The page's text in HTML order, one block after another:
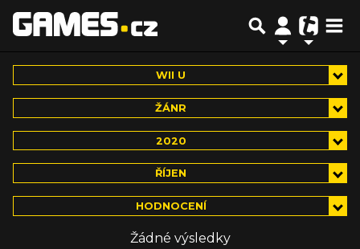
WII U
ŽÁNR
2020
ŘÍJEN
HODNOCENÍ
Žádné výsledky